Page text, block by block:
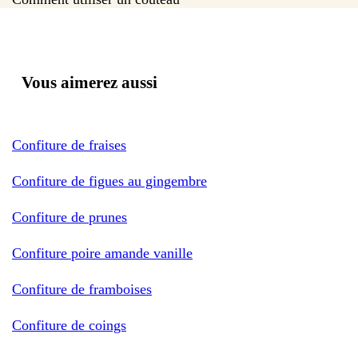
Vous aimerez aussi
Confiture de fraises
Confiture de figues au gingembre
Confiture de prunes
Confiture poire amande vanille
Confiture de framboises
Confiture de coings